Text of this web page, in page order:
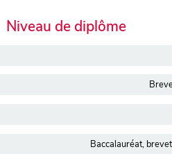
Niveau de diplôme
Baccalauréat,